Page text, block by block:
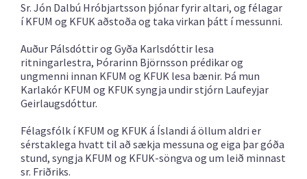
Sr. Jón Dalbú Hróbjartsson þjónar fyrir altari, og félagar
í KFUM og KFUK aðstoða og taka virkan þátt í messunni.
Auður Pálsdóttir og Gyða Karlsdóttir lesa
ritningarlestra, Þórarinn Björnsson prédikar og
ungmenni innan KFUM og KFUK lesa bænir. Þá mun
Karlakór KFUM og KFUK syngja undir stjórn Laufeyjar
Geirlaugsdóttur.
Félagsfólk í KFUM og KFUK á Íslandi á öllum aldri er
sérstaklega hvatt til að sækja messuna og eiga þar góða
stund, syngja KFUM og KFUK-söngva og um leið minnast
sr. Friðriks.